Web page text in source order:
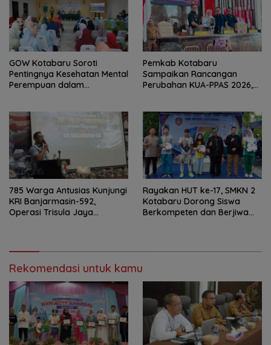
GOW Kotabaru Soroti
Pentingnya Kesehatan Mental
Perempuan dalam
Pemkab Kotabaru
Sampaikan Rancangan
Perubahan KUA-PPAS 2026,
785 Warga Antusias Kunjungi
KRI Banjarmasin-592,
Operasi Trisula Jaya
Rayakan HUT ke-17, SMKN 2
Kotabaru Dorong Siswa
Berkompeten dan Berjiwa
Rekomendasi untuk kamu